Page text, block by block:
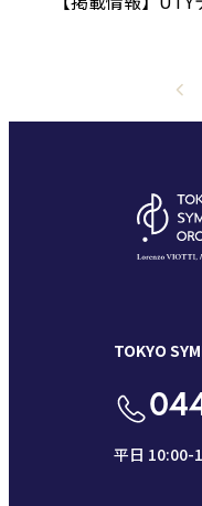
TOKYO
平日 10:00-